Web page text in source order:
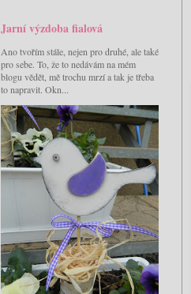
Jarní výzdoba fialová
Ano tvořím stále, nejen pro druhé, ale také
pro sebe. To, že to nedávám na mém
blogu vědět, mě trochu mrzí a tak je třeba
to napravit. Okn...